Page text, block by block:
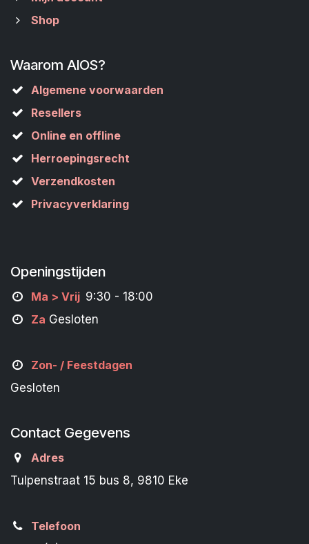
Shop
Waarom AIOS?
Algemene voorwaarden
Resellers
Online en offline
Herroepingsrecht
Verzendkosten
Privacyverklaring
Openingstijden
Ma > Vrij 9:30 - 18:00
Za Gesloten
Zon- / Feestdagen
Gesloten
Contact Gegevens
Adres
Tulpenstraat 15 bus 8, 9810 Eke
Telefoon